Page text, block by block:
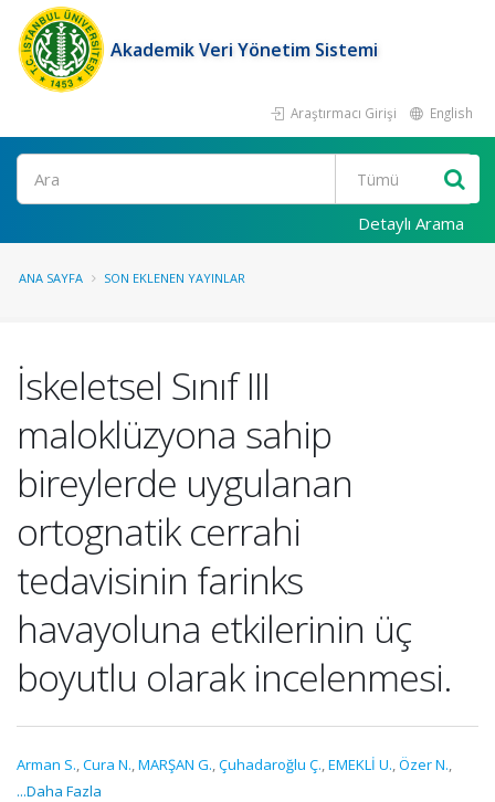
Akademik Veri Yönetim Sistemi
Araştırmacı Girişi English
Ara
Detaylı Arama
ANA SAYFA SON EKLENEN YAYINLAR
İskeletsel Sınıf III
maloklüzyona sahip
bireylerde uygulanan
ortognatik cerrahi
tedavisinin farinks
havayoluna etkilerinin üç
boyutlu olarak incelenmesi.
Arman S.,Cura N.,MARŞAN G.,Çuhadaroğlu Ç.,EMEKLİ U.,Özer N.,
...Daha Fazla